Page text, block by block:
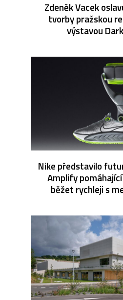
Zdeněk Vacek
tvorby pražskou
výstavou
Nike představilo
Amplify
běžet rychleji s